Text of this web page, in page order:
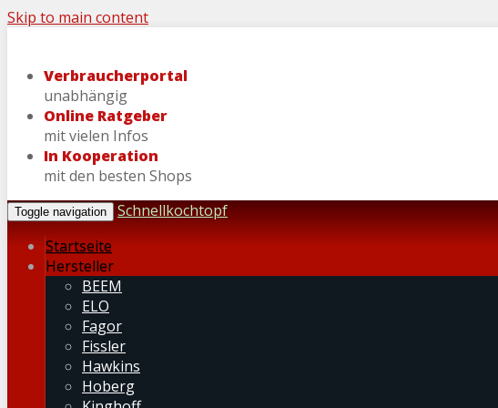
Skip to main content
Verbraucherportal
unabhängig
Online Ratgeber
mit vielen Infos
In Kooperation
mit den besten Shops
Toggle navigation
Schnellkochtopf
Startseite
Hersteller
BEEM
ELO
Fagor
Fissler
Hawkins
Hoberg